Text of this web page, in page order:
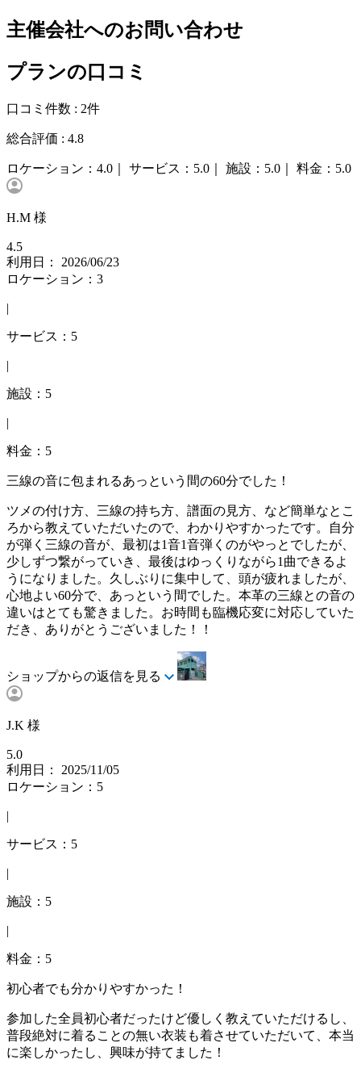
主催会社へのお問い合わせ
プランの口コミ
口コミ件数 : 2件
総合評価 : 4.8
ロケーション： 4.0｜ サービス： 5.0｜ 施設： 5.0｜ 料金： 5.0
H.M 様
4.5
利用日： 2026/06/23
ロケーション：3
|
サービス：5
|
施設：5
|
料金：5
三線の音に包まれるあっという間の60分でした！
ツメの付け方、三線の持ち方、譜面の見方、など簡単なとこ
ろから教えていただいたので、わかりやすかったです。自分
が弾く三線の音が、最初は1音1音弾くのがやっとでしたが、
少しずつ繋がっていき、最後はゆっくりながら1曲できるよ
うになりました。久しぶりに集中して、頭が疲れましたが、
心地よい60分で、あっという間でした。本革の三線との音の
違いはとても驚きました。お時間も臨機応変に対応していた
だき、ありがとうございました！！
ショップからの返信を見る
J.K 様
5.0
利用日： 2025/11/05
ロケーション：5
|
サービス：5
|
施設：5
|
料金：5
初心者でも分かりやすかった！
参加した全員初心者だったけど優しく教えていただけるし、
普段絶対に着ることの無い衣装も着させていただいて、本当
に楽しかったし、興味が持てました！